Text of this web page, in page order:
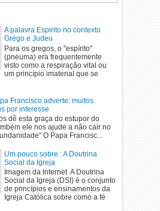
A palavra Espirito no contexto
Grego e Judeu
Para os gregos, o "espírito"
(pneuma) era frequentemente
visto como a respiração vital ou
um princípio imaterial que se
Francisco adverte: muitos
por interesse
dê esta graça do estupor do
ele nos ajude a não cair no
O Papa Francisc...
Um pouco sobre : A Doutrina
Social da Igreja
Imagem da Internet A Doutrina
Social da Igreja (DSI) é o conjunto
de princípios e ensinamentos da
Igreja Católica sobre como a fé